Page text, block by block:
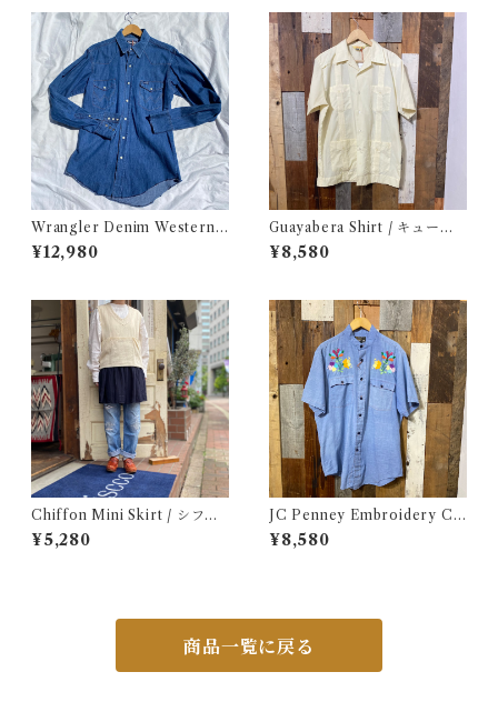
Wrangler Denim Western S
hirt 15 1/2 Made in USA / ラ
ングラー デニムウエスタン シ
¥12,980
Guayabera Shirt / キューバ
シャツ 古着
¥8,580
Chiffon Mini Skirt / シフォ
ン ミニ スカート 古着
¥5,280
JC Penney Embroidery Ch
ambray Shirt / ジェイシーペ
ニー 刺繍入り シャンブレー シ
¥8,580
商品一覧に戻る